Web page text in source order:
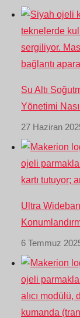
Su Altı
Yönetimi
27 Haziran
Ultra
6 Temmuz